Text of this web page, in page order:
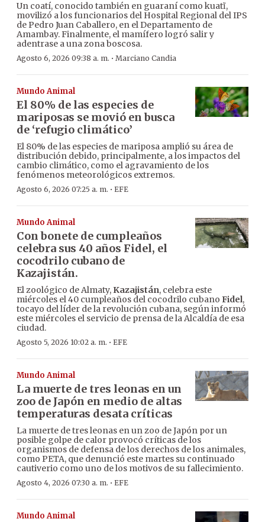
Un coatí, conocido también en guaraní como kuatĩ,
movilizó a los funcionarios del Hospital Regional del IPS
de Pedro Juan Caballero, en el Departamento de
Amambay. Finalmente, el mamífero logró salir y
adentrase a una zona boscosa.
Agosto 6, 2026 09:38 a. m. · Marciano Candia
Mundo Animal
El 80% de las especies de
mariposas se movió en busca
de ‘refugio climático’
El 80% de las especies de mariposa amplió su área de
distribución debido, principalmente, a los impactos del
cambio climático, como el agravamiento de los
fenómenos meteorológicos extremos.
Agosto 6, 2026 07:25 a. m. · EFE
Mundo Animal
Con bonete de cumpleaños
celebra sus 40 años Fidel, el
cocodrilo cubano de
Kazajistán.
El zoológico de Almaty, Kazajistán, celebra este
miércoles el 40 cumpleaños del cocodrilo cubano Fidel,
tocayo del líder de la revolución cubana, según informó
este miércoles el servicio de prensa de la Alcaldía de esa
ciudad.
Agosto 5, 2026 10:02 a. m. · EFE
Mundo Animal
La muerte de tres leonas en un
zoo de Japón en medio de altas
temperaturas desata críticas
La muerte de tres leonas en un zoo de Japón por un
posible golpe de calor provocó críticas de los
organismos de defensa de los derechos de los animales,
como PETA, que denunció este martes su continuado
cautiverio como uno de los motivos de su fallecimiento.
Agosto 4, 2026 07:30 a. m. · EFE
Mundo Animal